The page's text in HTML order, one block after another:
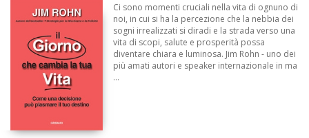
Ci sono momenti cruciali nella vita di ognuno di
noi, in cui si ha la percezione che la nebbia dei
sogni irrealizzati si diradi e la strada verso una
vita di scopi, salute e prosperità possa
diventare chiara e luminosa. Jim Rohn - uno dei
più amati autori e speaker internazionale in ma
...